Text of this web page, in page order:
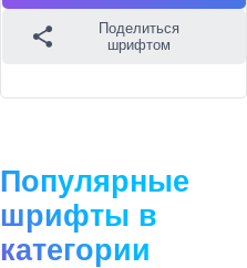
Поделиться
шрифтом
Популярные
шрифты в
категории